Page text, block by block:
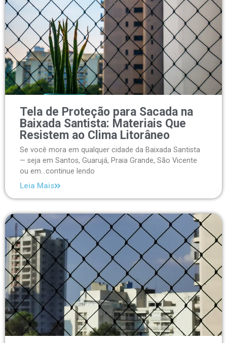
Tela de Proteção para Sacada na
Baixada Santista: Materiais Que
Resistem ao Clima Litorâneo
Se você mora em qualquer cidade da Baixada Santista
— seja em Santos, Guarujá, Praia Grande, São Vicente
ou em...continue lendo
Leia Mais